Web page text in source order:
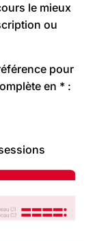
le mieux
ou
pour
en * :